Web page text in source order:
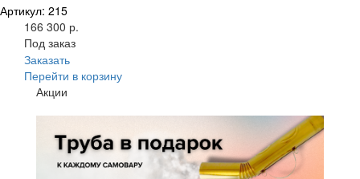
Артикул: 215
166 300 р.
Под заказ
Заказать
Перейти в корзину
Акции